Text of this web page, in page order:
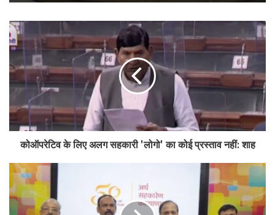
cooperative mscs amendment bill rajya sabha members
कोऑपरेटिव के लिए अलग सहकारी 'लोगो' का कोई प्रस्ताव नहीं: शाह